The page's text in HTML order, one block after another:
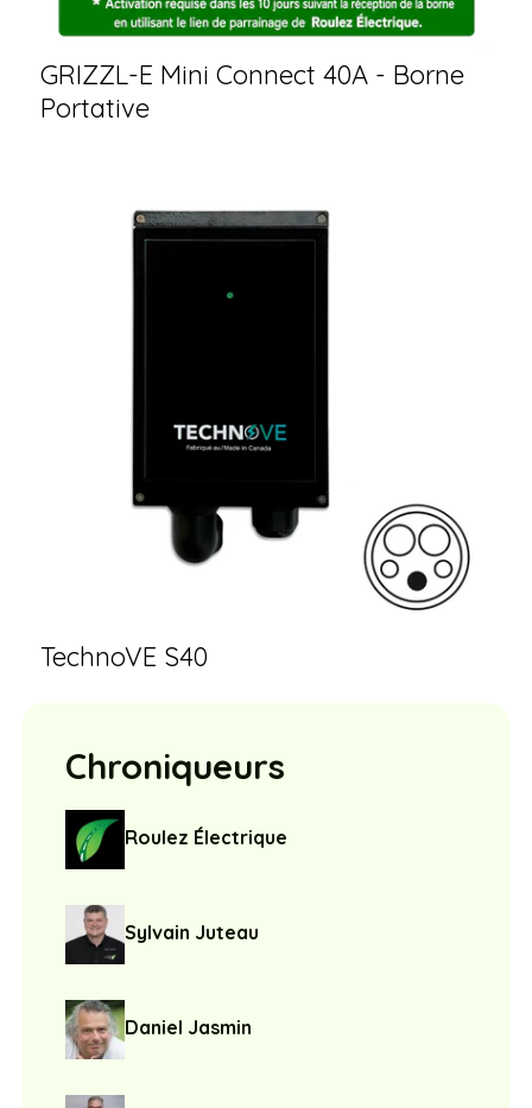
GRIZZL-E Mini Connect 40A - Borne
Portative
TechnoVE S40
Chroniqueurs
Roulez Électrique
Sylvain Juteau
Daniel Jasmin